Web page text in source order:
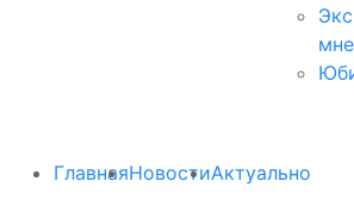
ГлавнаяНовостиАктуально